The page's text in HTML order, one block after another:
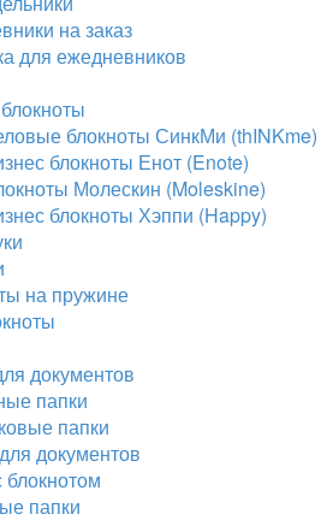
на заказ
для ежедневников
блокноты СинкМи (thINKme)
блокноты Енот (Enote)
Молескин (Moleskine)
блокноты Хэппи (Happy)
на пружине
документов
папки
папки
документов
блокнотом
папки